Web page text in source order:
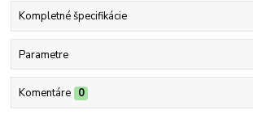
Kompletné špecifikácie
Parametre
Komentáre 0